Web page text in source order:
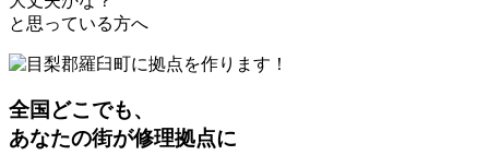
と思っている方へ
全国どこでも、
あなたの街が修理拠点に